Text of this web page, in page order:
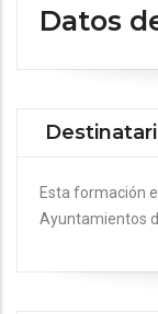
Datos
Esta formación
Ayuntamientos